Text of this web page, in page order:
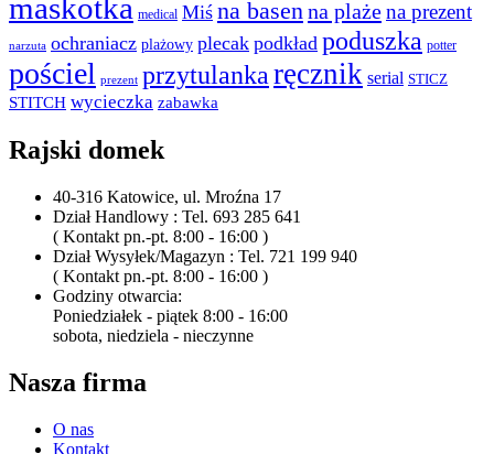
maskotka medical Miś na basenna plażena prezent
narzuta ochraniacz plażowy plecak podkład poduszka potter
pościel prezent przytulankaręcznik serial STICZ
STITCH wycieczka zabawka
Rajski domek
40-316 Katowice, ul. Mroźna 17
Dział Handlowy : Tel. 693 285 641
( Kontakt pn.-pt. 8:00 - 16:00 )
Dział Wysyłek/Magazyn : Tel. 721 199 940
( Kontakt pn.-pt. 8:00 - 16:00 )
Godziny otwarcia:
Poniedziałek - piątek 8:00 - 16:00
sobota, niedziela - nieczynne
Nasza firma
O nas
Kontakt